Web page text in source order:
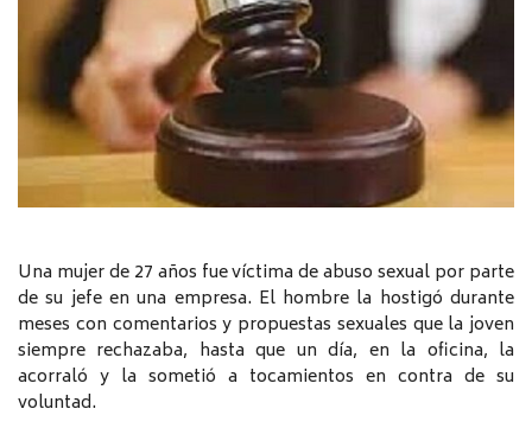
Una mujer de 27 años fue víctima de abuso sexual por parte
de su jefe en una empresa. El hombre la hostigó durante
meses con comentarios y propuestas sexuales que la joven
siempre rechazaba, hasta que un día, en la oficina, la
acorraló y la sometió a tocamientos en contra de su
voluntad.